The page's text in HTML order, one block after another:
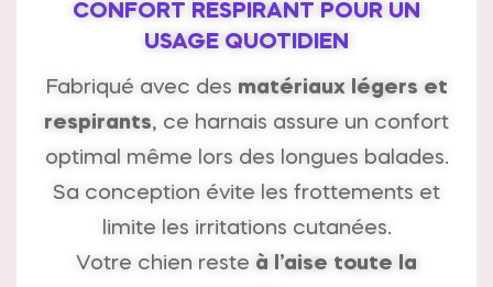
CONFORT RESPIRANT POUR UN
USAGE QUOTIDIEN
Fabriqué avec des matériaux légers et
respirants, ce harnais assure un confort
optimal même lors des longues balades.
Sa conception évite les frottements et
limite les irritations cutanées.
Votre chien reste à l’aise toute la